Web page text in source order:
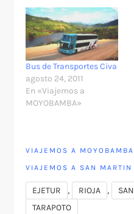
Bus de Transportes Civa
agosto 24, 2011
En «Viajemos a
MOYOBAMBA»
VIAJEMOS A MOYOBAMBA
VIAJEMOS A SAN MARTIN
EJETUR , RIOJA ,
TARAPOTO